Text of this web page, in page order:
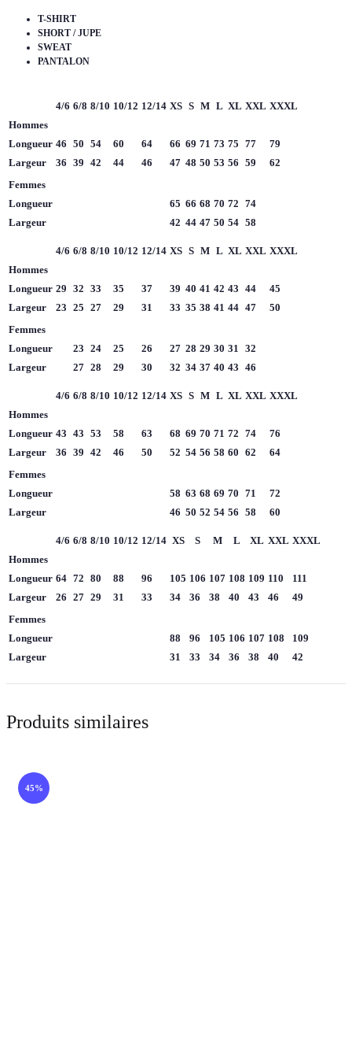
T-SHIRT
SHORT / JUPE
SWEAT
PANTALON
4/6 6/8 8/10 10/12 12/14 XS S M L XL XXL XXXL
Hommes
Longueur 46 50 54 60 64 66 69 71 73 75 77
79
Largeur
36 39 42 44 46 47 48 50 53 56 59
62
Femmes
Longueur
65 66 68 70 72 74
Largeur
42 44 47 50 54 58
4/6 6/8 8/10 10/12 12/14 XS S M L XL XXL XXXL
Hommes
Longueur 29 32 33 35 37 39 40 41 42 43 44
45
Largeur
23 25 27 29 31 33 35 38 41 44 47
50
Femmes
Longueur
23 24 25 26 27 28 29 30 31 32
Largeur
27 28 29 30 32 34 37 40 43 46
4/6 6/8 8/10 10/12 12/14 XS S M L XL XXL XXXL
Hommes
Longueur 43 43 53 58 63 68 69 70 71 72 74
76
Largeur
36 39 42 46 50 52 54 56 58 60 62
64
Femmes
Longueur
58 63 68 69 70 71
72
Largeur
46 50 52 54 56 58 60
4/6 6/8 8/10 10/12 12/14 XS S M L XL XXL XXXL
Hommes
Longueur 64 72 80 88 96 105 106 107 108 109 110
111
Largeur
26 27 29 31 33 34 36 38 40 43 46
49
Femmes
Longueur
88 96 105 106 107 108
109
Largeur
31 33 34 36 38 40 42
Produits similaires
45%